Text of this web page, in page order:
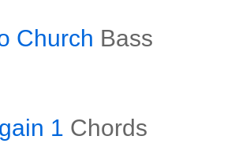
Church Bass
1 Chords